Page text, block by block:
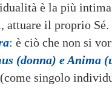
è la più
attuare il proprio Sé.
: è ciò che non si
(donna) e Anima
singolo